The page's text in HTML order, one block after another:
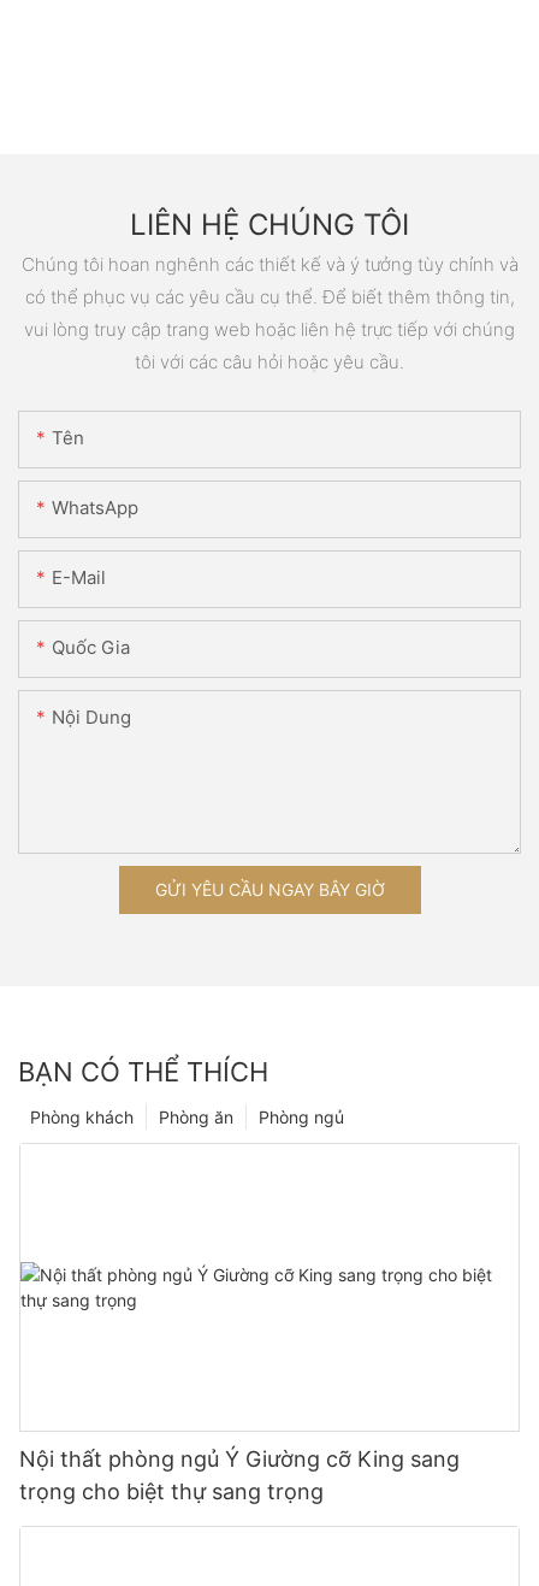
LIÊN HỆ CHÚNG TÔI
Chúng tôi hoan nghênh các thiết kế và ý tưởng tùy chỉnh và
có thể phục vụ các yêu cầu cụ thể. Để biết thêm thông tin,
vui lòng truy cập trang web hoặc liên hệ trực tiếp với chúng
tôi với các câu hỏi hoặc yêu cầu.
Tên
WhatsApp
E-Mail
Quốc Gia
Nội Dung
GỬI YÊU CẦU NGAY BÂY GIỜ
BẠN CÓ THỂ THÍCH
Phòng ngủ
Phòng ăn
Phòng khách
Nội thất phòng ngủ Ý Giường cỡ King sang
trọng cho biệt thự sang trọng